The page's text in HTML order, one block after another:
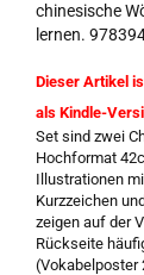
chinesische
lernen.
Dieser Artikel
als Kindle-
Set sind zwei
Hochformat
Illustrationen
Kurzzeichen
zeigen auf der
Rückseite
(Vokabelposter